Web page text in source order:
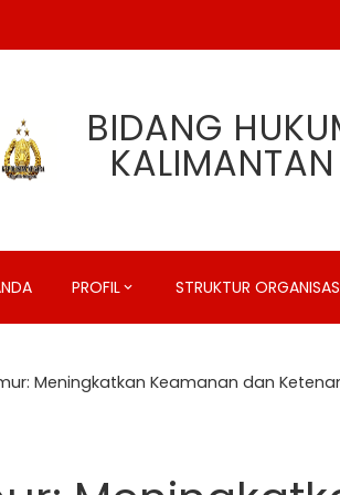
BIDANG
PROFIL STRUKTUR
Meningkatkan Keamanan dan